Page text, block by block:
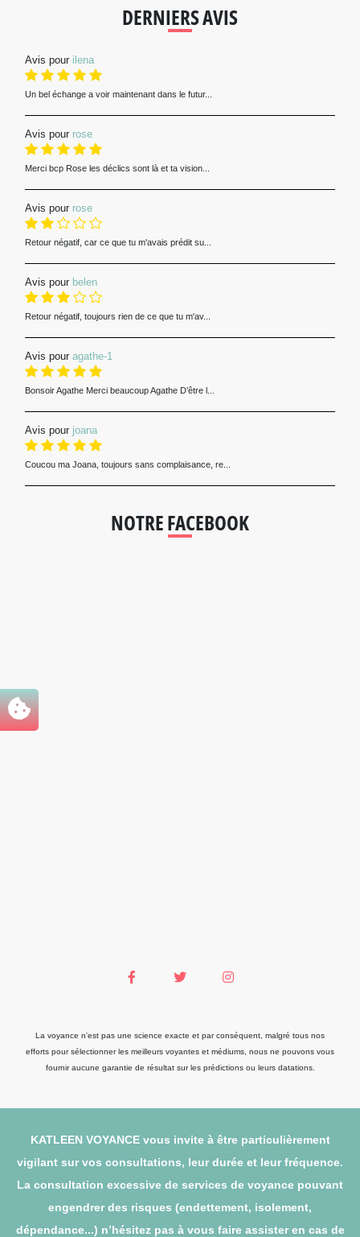
DERNIERS AVIS
Avis pour ilena
Un bel échange a voir maintenant dans le futur...
Avis pour rose
Merci bcp Rose les déclics sont là et ta vision...
Avis pour rose
Retour négatif, car ce que tu m'avais prédit su...
Avis pour belen
Retour négatif, toujours rien de ce que tu m'av...
Avis pour agathe-1
Bonsoir Agathe Merci beaucoup Agathe D’être l...
Avis pour joana
Coucou ma Joana, toujours sans complaisance, re...
NOTRE FACEBOOK
La voyance n'est pas une science exacte et par conséquent, malgré tous nos
efforts pour sélectionner les meilleurs voyantes et médiums, nous ne pouvons vous
fournir aucune garantie de résultat sur les prédictions ou leurs datations.
KATLEEN VOYANCE vous invite à être particulièrement
vigilant sur vos consultations, leur durée et leur fréquence.
La consultation excessive de services de voyance pouvant
engendrer des risques (endettement, isolement,
dépendance...) n’hésitez pas à vous faire assister en cas de